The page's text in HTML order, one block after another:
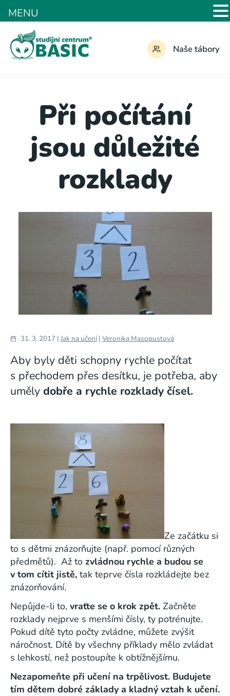
Naše tábory
Při počítání
jsou důležité
rozklady
31. 3. 2017 | Jak na učení| Veronika Masopustová
Aby byly děti schopny rychle počítat
s přechodem přes desítku, je potřeba, aby
uměly dobře a rychle rozklady čísel.
Ze začátku si
to s dětmi znázorňujte (např. pomocí různých
předmětů). Až to zvládnou rychle a budou se
v tom cítit jistě, tak teprve čísla rozkládejte bez
znázorňování.
Nepůjde-li to, vraťte se o krok zpět. Začněte
rozklady nejprve s menšími čísly, ty potrénujte.
Pokud dítě tyto počty zvládne, můžete zvýšit
náročnost. Dítě by všechny příklady mělo zvládat
s lehkostí, než postoupíte k obtížnějšímu.
Nezapomeňte při učení na trpělivost. Budujete
tím dětem dobré základy a kladný vztah k učení.
MENU